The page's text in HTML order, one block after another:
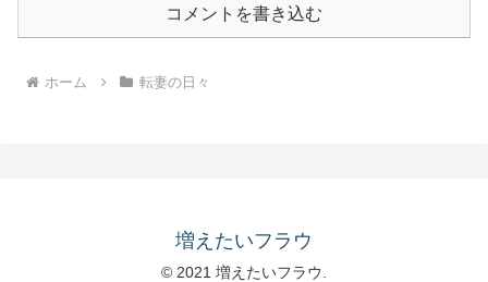
コメントを書き込む
ホーム 転妻の日々
増えたいフラウ
© 2021 増えたいフラウ.